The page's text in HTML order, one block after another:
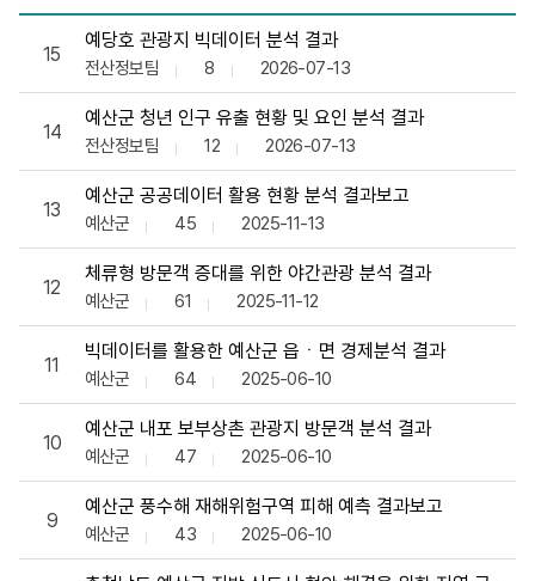
빅데이터 분석·공유 목록으로 번호, 제목, 작성자, 조회수,등록
15
예당호 관광지 빅데이터 분석 결과
전산정보팀 8 2026-07-13
14
예산군 청년 인구 유출 현황 및 요인 분석 결과
전산정보팀 12 2026-07-13
13
예산군 공공데이터 활용 현황 분석 결과보고
예산군 45 2025-11-13
12
체류형 방문객 증대를 위한 야간관광 분석 결과
예산군 61 2025-11-12
11
빅데이터를 활용한 예산군 읍ㆍ면 경제분석 결과
예산군 64 2025-06-10
10
예산군 내포 보부상촌 관광지 방문객 분석 결과
예산군 47 2025-06-10
9
예산군 풍수해 재해위험구역 피해 예측 결과보고
예산군 43 2025-06-10